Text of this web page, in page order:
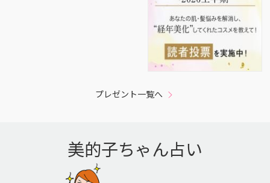
プレゼント一覧へ
美的子ちゃん占い